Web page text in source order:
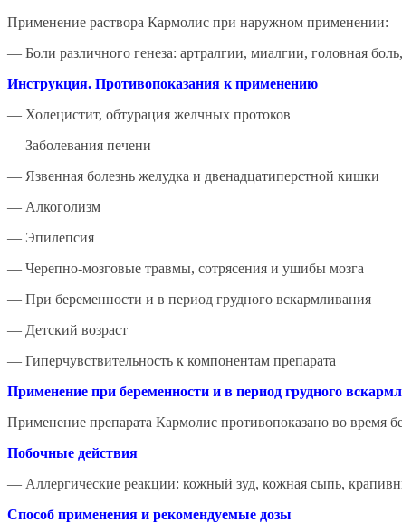
Применение раствора Кармолис при наружном применении:
— Боли различного генеза: артралгии, миалгии, головная
Инструкция. Противопоказания к применению
— Холецистит, обтурация желчных протоков
— Заболевания печени
— Язвенная болезнь желудка и двенадцатиперстной кишки
— Алкоголизм
— Эпилепсия
— Черепно-мозговые травмы, сотрясения и ушибы мозга
— При беременности и в период грудного вскармливания
— Детский возраст
— Гиперчувствительность к компонентам препарата
Применение при беременности и в период грудного
Применение препарата Кармолис противопоказано во время
Побочные действия
— Аллергические реакции: кожный зуд, кожная сыпь,
Способ применения и рекомендуемые дозы